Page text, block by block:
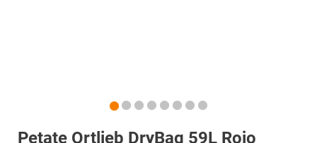
Petate Ortlieb DryBag 59L Rojo